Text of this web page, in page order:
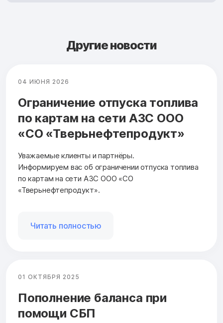
Другие новости
04 ИЮНЯ 2026
Ограничение отпуска топлива
по картам на сети АЗС ООО
«СО «Тверьнефтепродукт»
Уважаемые клиенты и партнёры.
Информируем вас об ограничении отпуска топлива
по картам на сети АЗС ООО «СО
«Тверьнефтепродукт».
Читать полностью
01 ОКТЯБРЯ 2025
Пополнение баланса при
помощи СБП